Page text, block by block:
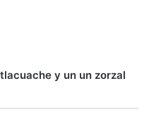
y un un zorzal